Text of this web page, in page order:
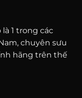
1 trong các
chuyên sưu
hãng trên thế